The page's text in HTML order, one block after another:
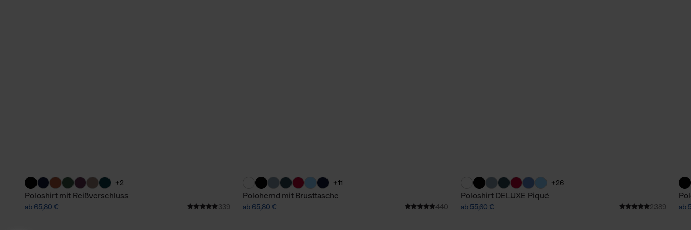
+2
Poloshirt mit Reißverschluss
ab 65,80 € 339
+11
Polohemd mit Brusttasche
ab 65,80 € 440
+26
Poloshirt DELUXE Piqué
ab 55,60 € 2389 ab